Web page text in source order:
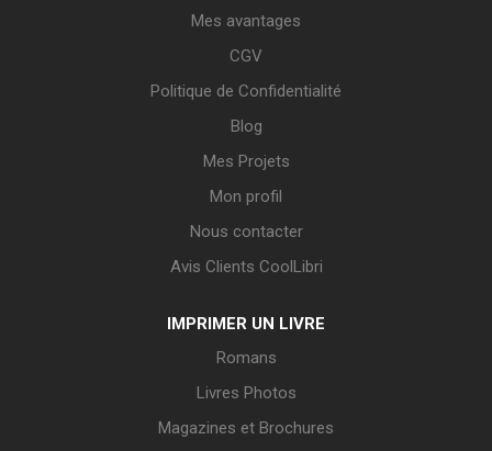
Mes avantages
CGV
Politique de Confidentialité
Blog
Mes Projets
Mon profil
Nous contacter
Avis Clients CoolLibri
IMPRIMER UN LIVRE
Romans
Livres Photos
Magazines et Brochures